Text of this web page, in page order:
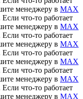
менеджеру в MAX
что-то работает
менеджеру в MAX
что-то работает
менеджеру в MAX
что-то работает
менеджеру в MAX
что-то работает
менеджеру в MAX
что-то работает
менеджеру в MAX